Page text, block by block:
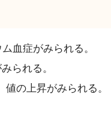
血症がみられる。
られる。
の上昇がみられる。